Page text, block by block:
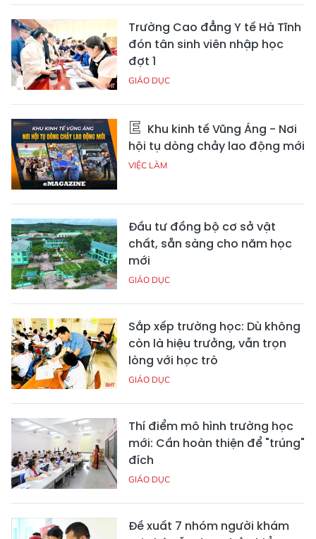
Trường Cao đẳng Y tế Hà Tĩnh
đón tân sinh viên nhập học
đợt 1
GIÁO DỤC
Khu kinh tế Vũng Áng - Nơi
hội tụ dòng chảy lao động mới
VIỆC LÀM
Đầu tư đồng bộ cơ sở vật
chất, sẵn sàng cho năm học
mới
GIÁO DỤC
Sắp xếp trường học: Dù không
còn là hiệu trưởng, vẫn trọn
lòng với học trò
GIÁO DỤC
Thí điểm mô hình trường học
mới: Cần hoàn thiện để "trúng"
đích
GIÁO DỤC
Đề xuất 7 nhóm người khám